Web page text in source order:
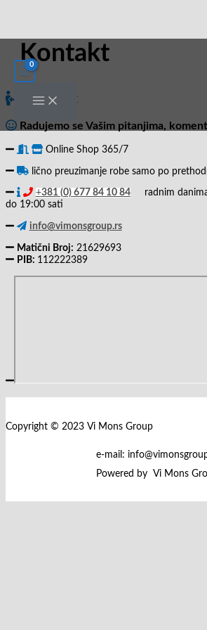
Kontakt
Kontakt
Radujemo se Vašim pitanjima,
Online Shop 365/7
lično preuzimanje robe samo po
+381 (0) 677 84 10 84radnim danima
do 19:00 sati
info@vimonsgroup.rs
Matični Broj: 21629693
PIB: 112222389
Copyright © 2023 Vi Mons Group
e-mail:
Powered by Vi Mons